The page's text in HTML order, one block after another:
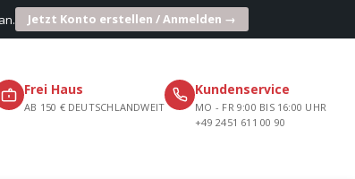
Jetzt Konto erstellen / Anmelden →
Frei Haus
AB 150 € DEUTSCHLANDWEIT
Kundenservice
MO - FR 9:00 BIS 16:00 UHR
+49 2451 611 00 90